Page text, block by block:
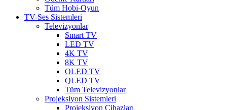
Tüm Hobi-Oyun
TV-Ses Sistemleri
Televizyonlar
Smart TV
LED TV
4K TV
8K TV
OLED TV
QLED TV
Tüm Televizyonlar
Projeksiyon Sistemleri
Projeksiyon Cihazları